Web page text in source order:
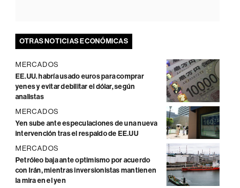
OTRAS NOTICIAS ECONÓMICAS
MERCADOS
EE.UU. habría usado euros para comprar
yenes y evitar debilitar el dólar, según
analistas
MERCADOS
Yen sube ante especulaciones de una nueva
intervención tras el respaldo de EE.UU
MERCADOS
Petróleo baja ante optimismo por acuerdo
con Irán, mientras inversionistas mantienen
la mira en el yen